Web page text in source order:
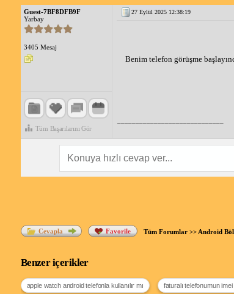
Guest-7BF8DFB9F
Yarbay
3405 Mesaj
Tüm Başarılarını Gör
27 Eylül 2025 12:38:19
Benim telefon görüşme
Cevapla Favorile Tüm Forumlar>>Android
Benzer içerikler
apple watch android telefonla kullanılır mı